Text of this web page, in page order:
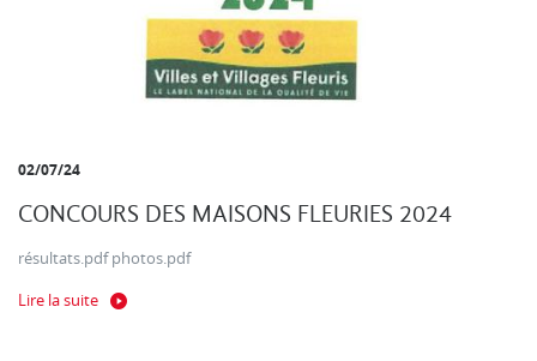
02/07/24
CONCOURS DES MAISONS FLEURIES 2024
résultats.pdf photos.pdf
Lire la suite